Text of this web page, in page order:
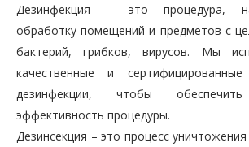
Дезинфекция – это процедура,
обработку помещений и предметов с
бактерий, грибков, вирусов. Мы
качественные и
дезинфекции, чтобы обеспечить
эффективность процедуры.
Дезинсекция – это процесс